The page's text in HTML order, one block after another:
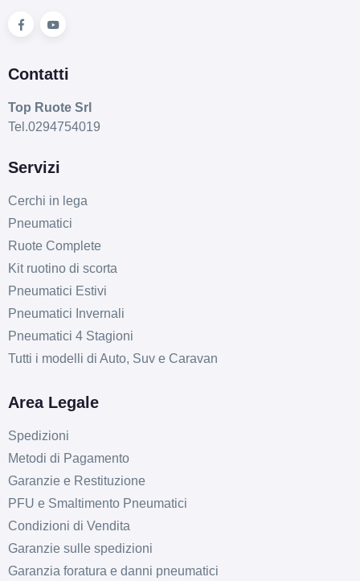
Contatti
Top Ruote Srl
Tel.0294754019
Servizi
Cerchi in lega
Pneumatici
Ruote Complete
Kit ruotino di scorta
Pneumatici Estivi
Pneumatici Invernali
Pneumatici 4 Stagioni
Tutti i modelli di Auto, Suv e Caravan
Area Legale
Spedizioni
Metodi di Pagamento
Garanzie e Restituzione
PFU e Smaltimento Pneumatici
Condizioni di Vendita
Garanzie sulle spedizioni
Garanzia foratura e danni pneumatici